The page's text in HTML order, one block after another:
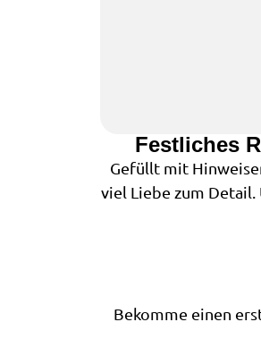
Festliches
Gefüllt mit
viel Liebe zum
Bekomme einen